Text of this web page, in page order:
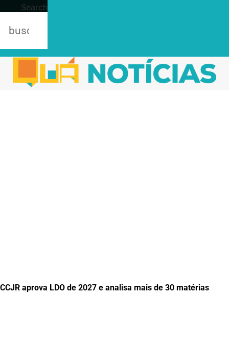
Search
CCJR aprova LDO de 2027 e analisa mais de 30 matérias